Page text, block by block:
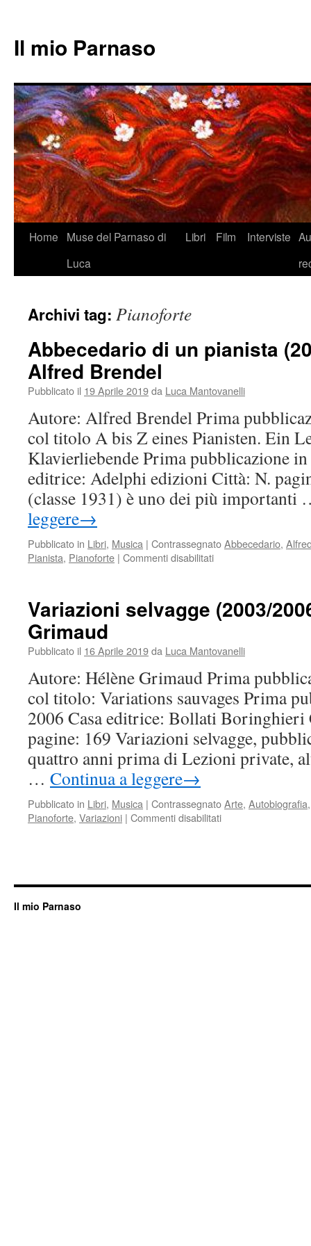
Il mio Parnaso
VaiHome
Muse del Parnaso di
Luca
Libri Film Interviste
Archivi tag: Pianoforte
Abbecedario di un pianista
Alfred Brendel
Pubblicato il 19 Aprile 2019da Luca Mantovanelli
Autore: Alfred Brendel Prima
col titolo A bis Z eines Pianisten. Ein
Klavierliebende Prima pubblicazione
editrice: Adelphi edizioni Città: N.
(classe 1931) è uno dei più
leggere→
Pubblicato in Libri, Musica | ContrassegnatoAbbecedario,
Pianista, Pianoforte | Commenti disabilitatisu
pianista
Alfred
Variazioni selvagge (2003/
Grimaud
Pubblicato il 16 Aprile 2019da Luca Mantovanelli
Autore: Hélène Grimaud Prima
col titolo: Variations sauvages Prima
2006 Casa editrice: Bollati
pagine: 169 Variazioni selvagge,
quattro anni prima di Lezioni private,
… Continua a leggere→
Pubblicato in Libri, Musica | ContrassegnatoArte, Autobiografia
Pianoforte, Variazioni | Commenti disabilitatisu
Hélène
Il mio Parnaso